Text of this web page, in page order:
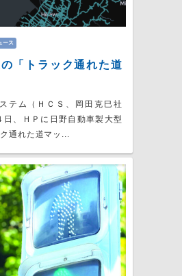
ース
「トラック通れた道
テム（ＨＣＳ、岡田克巳社
、ＨＰに日野自動車製大型
通れた道マッ...